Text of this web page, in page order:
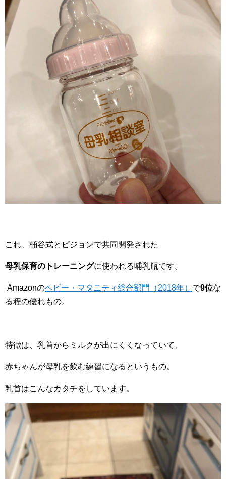
これ、桶谷式とピジョンで共同開発された
母乳保育のトレーニングに使われる哺乳瓶です。
Amazonのベビー・マタニティ総合部門（2018年） で9位な
る程の優れもの。
特徴は、乳首からミルクが出にくくなっていて、
赤ちゃんが母乳を飲む練習になるというもの。
乳首はこんなカタチをしています。